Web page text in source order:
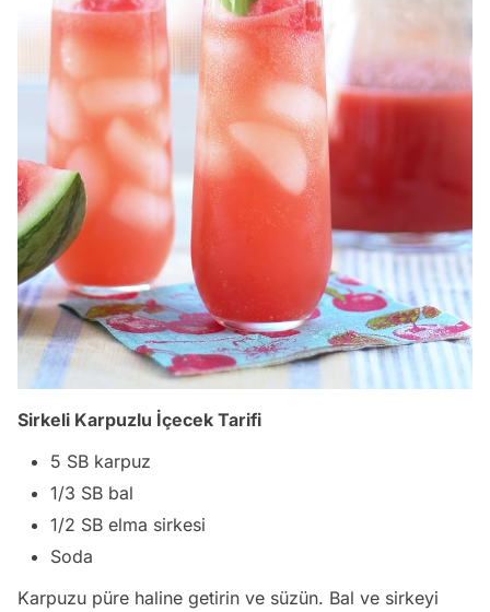
Sirkeli Karpuzlu İçecek Tarifi
5 SB karpuz
1/3 SB bal
1/2 SB elma sirkesi
Soda
Karpuzu püre haline getirin ve süzün. Bal ve sirkeyi